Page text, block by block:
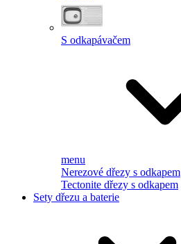
S odkapávačem
menu
Nerezové dřezy s odkapem
Tectonite dřezy s odkapem
Sety dřezu a baterie